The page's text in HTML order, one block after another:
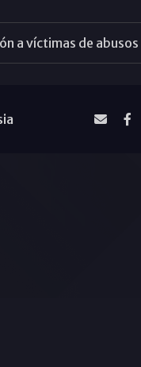
a víctimas de abusos